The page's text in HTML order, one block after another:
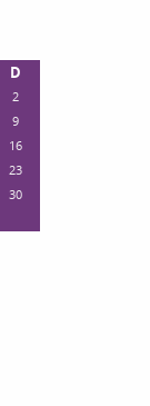
D
2
9
16
23
30